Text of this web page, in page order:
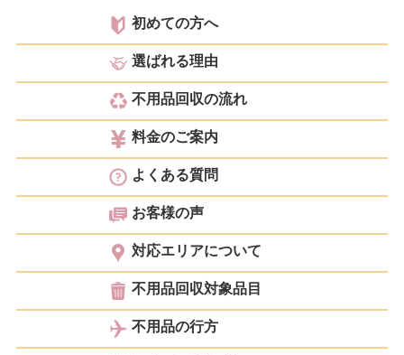
初めての方へ
選ばれる理由
不用品回収の流れ
料金のご案内
よくある質問
お客様の声
対応エリアについて
不用品回収対象品目
不用品の行方